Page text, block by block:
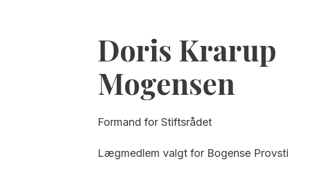
Doris Krarup
Mogensen
Formand for Stiftsrådet
Lægmedlem valgt for Bogense Provsti